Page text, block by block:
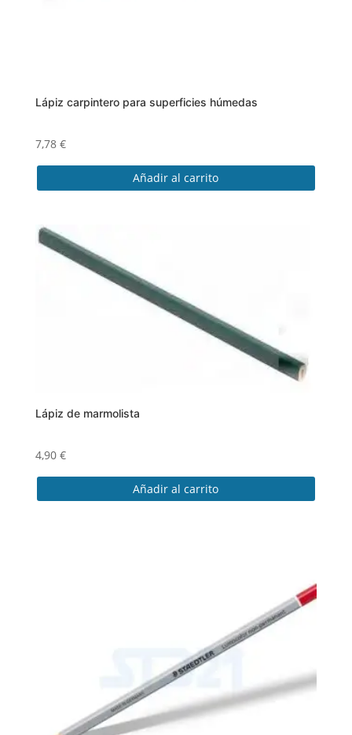
Lápiz carpintero para superficies húmedas
7,78 €
Añadir al carrito
Lápiz de marmolista
4,90 €
Añadir al carrito